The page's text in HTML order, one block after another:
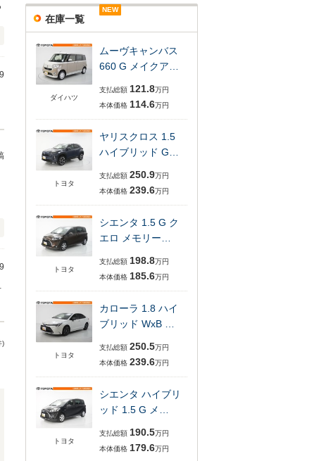
)
在庫一覧
ダイハツ
NEW
ムーヴキャンバス
660 G メイクア…
支払総額 121.8万円
本体価格 114.6万円
トヨタ
NEW
ヤリスクロス 1.5
ハイブリッド G…
支払総額 250.9万円
本体価格 239.6万円
トヨタ
NEW
シエンタ 1.5 G ク
エロ メモリー…
支払総額 198.8万円
本体価格 185.6万円
トヨタ
カローラ 1.8 ハイ
ブリッド WxB …
支払総額 250.5万円
本体価格 239.6万円
トヨタ
シエンタ ハイブリ
ッド 1.5 G メ…
支払総額 190.5万円
本体価格 179.6万円